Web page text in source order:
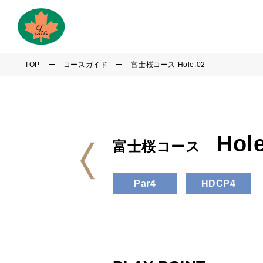
TOP コースガイド 富士桜コース Hole.02
富士桜コース
Par4 HDCP4